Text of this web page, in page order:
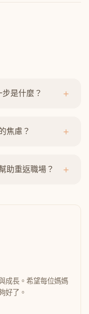
是什麼？ +
焦慮？ +
助重返職場？ +
成長。希望每位媽媽
好了。